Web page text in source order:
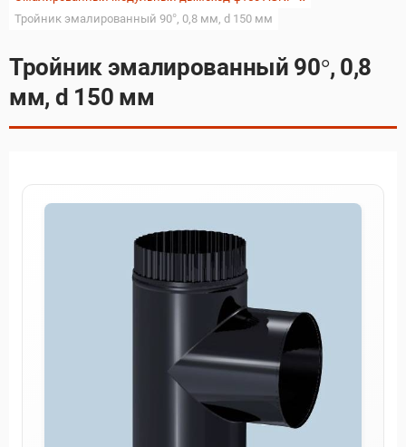
Тройник эмалированный 90°, 0,8 мм, d 150 мм
Тройник эмалированный 90°, 0,8
мм, d 150 мм